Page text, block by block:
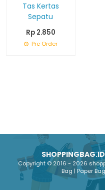
Tas Kertas
Sepatu
Rp 2.850
Pre Order
SHOPPINGBAG.ID
Copyright © 2016 - 2026
Bag | Paper